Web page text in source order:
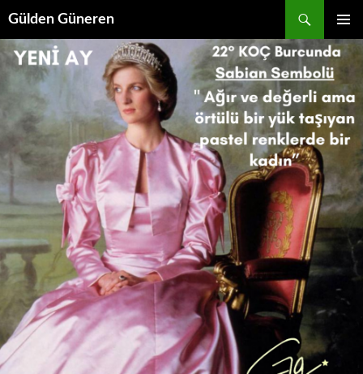
Gülden Güneren
MENÜ
ATLA